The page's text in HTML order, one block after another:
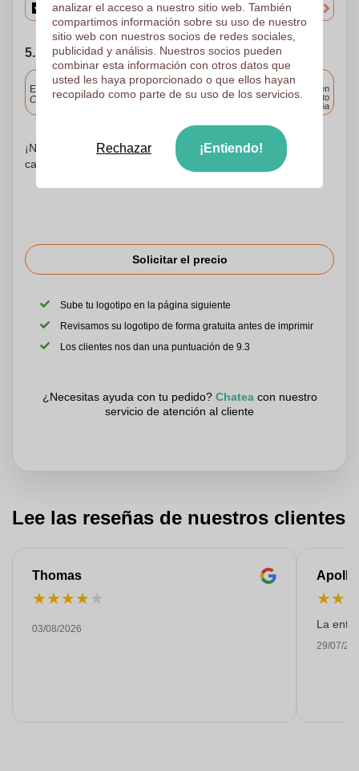
5. Elija su fecha de envío
Incluido
Entrega estándar
Cargue y apruebe sus archivos antes de las 9.30 a.m.
Entrega en
cualquier punto
de España
¡No te preocupes! Simplemente suba sus archivos a la
canasta de compras
Solicitar el precio
Sube tu logotipo en la página siguiente
Revisamos su logotipo de forma gratuita antes de imprimir
Los clientes nos dan una puntuación de 9.3
¿Necesitas ayuda con tu pedido? Chateacon nuestro
servicio de atención al cliente
Lee las reseñas de nuestros clientes
Thomas
★★★★★
03/08/2026
★★
La
29/07/
analizar el acceso a nuestro sitio web. También
compartimos información sobre su uso de nuestro
sitio web con nuestros socios de redes sociales,
publicidad y análisis. Nuestros socios pueden
combinar esta información con otros datos que
usted les haya proporcionado o que ellos hayan
recopilado como parte de su uso de los servicios.
Rechazar ¡Entiendo!